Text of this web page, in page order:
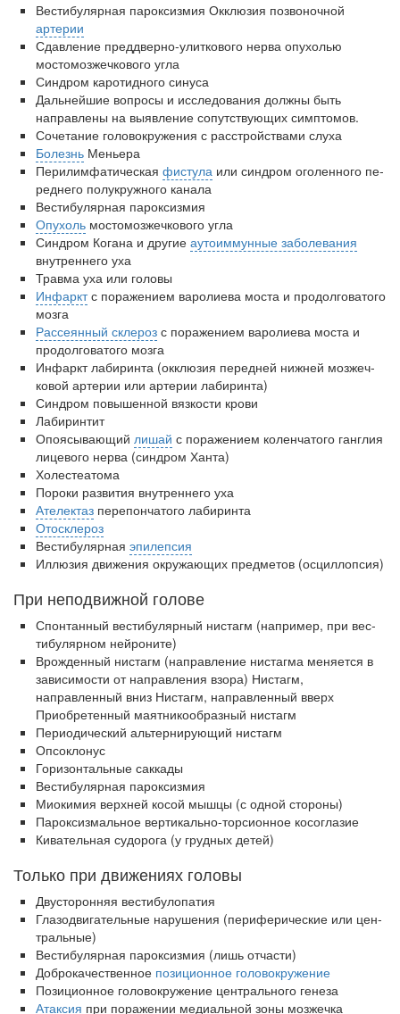
Закон о праве родителей находиться с детьми в
реанимации внесен в Госдуму
Соответствующий
законопроект внесен в
палату на
заключается в
больничной палате
бесплатно, в течении всего срока лечения...
Вестибулярная пароксизмия Окклюзия позвоночной
артерии
Сдавление преддверно-улиткового нерва опухолью
мостомозжечкового угла
Синдром каротидного синуса
Дальнейшие вопросы и исследования должны быть
направ­лены на выявление сопутствующих симптомов.
Сочетание головокружения с расстройствами слуха
Болезнь Меньера
Перилимфатическая фистула или синдром оголенного пе­
реднего полукружного канала
Вестибулярная пароксизмия
Опухоль мостомозжечкового угла
Синдром Когана и другие аутоиммунные заболевания
внут­реннего уха
Травма уха или головы
Инфарктс поражением варолиева моста и продолговатого
мозга
Рассеянный склероз с поражением варолиева моста и
про­долговатого мозга
Инфаркт лабиринта (окклюзия передней нижней мозжеч­
ковой артерии или артерии лабиринта)
Синдром повышенной вязкости крови
Лабиринтит
Опоясывающий лишай с поражением коленчатого ганг­лия
лицевого нерва (синдром Ханта)
Холестеатома
Пороки развития внутреннего уха
Ателектаз перепончатого лабиринта
Отосклероз
Вестибулярная эпилепсия
Иллюзия движения окружающих предметов (осциллопсия)
При неподвижной голове
Спонтанный вестибулярный нистагм (например, при вес­
тибулярном нейроните)
Врожденный нистагм (направление нистагма меняется в
зависимости от направления взора) Нистагм,
направленный вниз Нистагм, направленный вверх
Приобретенный маятникообразный нистагм
Периодический альтернирующий нистагм
Опсоклонус
Горизонтальные саккады
Вестибулярная пароксизмия
Миокимия верхней косой мышцы (с одной стороны)
Пароксизмальное вертикально-торсионное косоглазие
Кивательная судорога (у грудных детей)
Только при движениях головы
Двусторонняя вестибулопатия
Глазодвигательные нарушения (периферические или цен­
тральные)
Вестибулярная пароксизмия (лишь отчасти)
Доброкачественное позиционное головокружение
Позиционное головокружение центрального генеза
Атаксия при поражении медиальной зоны мозжечка